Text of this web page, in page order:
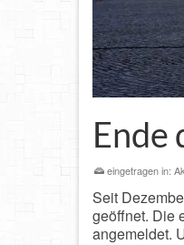
Ende
eingetragen in:
Seit
geöffnet. Die
angemeldet.